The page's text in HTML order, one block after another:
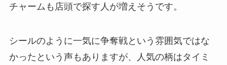
チャームも店頭で探す人が増えそうです。
シールのように一気に争奪戦という雰囲気ではな
かったという声もありますが、人気の柄はタイミ